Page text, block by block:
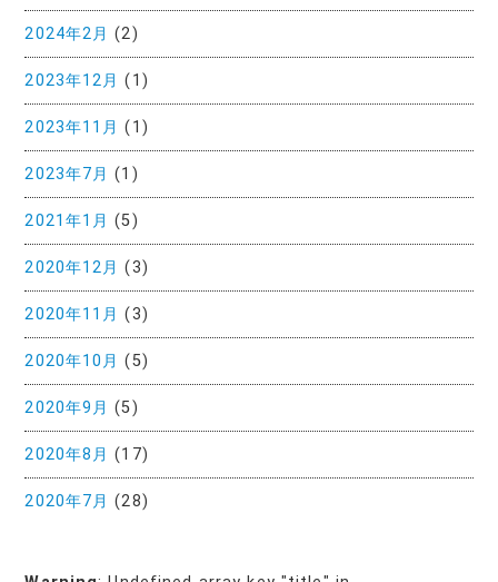
2024年2月 (2)
2023年12月 (1)
2023年11月 (1)
2023年7月 (1)
2021年1月 (5)
2020年12月 (3)
2020年11月 (3)
2020年10月 (5)
2020年9月 (5)
2020年8月 (17)
2020年7月 (28)